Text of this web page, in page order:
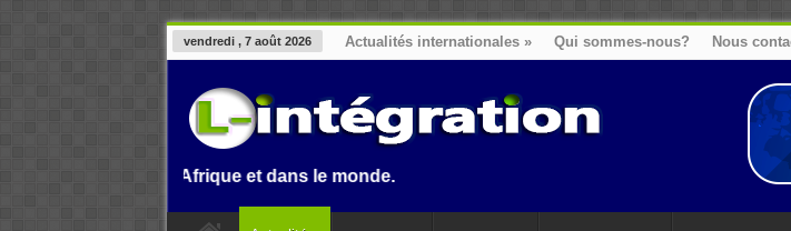
vendredi , 7 août 2026 Actualités internationales » Qui sommes-nous? Nous
en Afrique et dans le monde.